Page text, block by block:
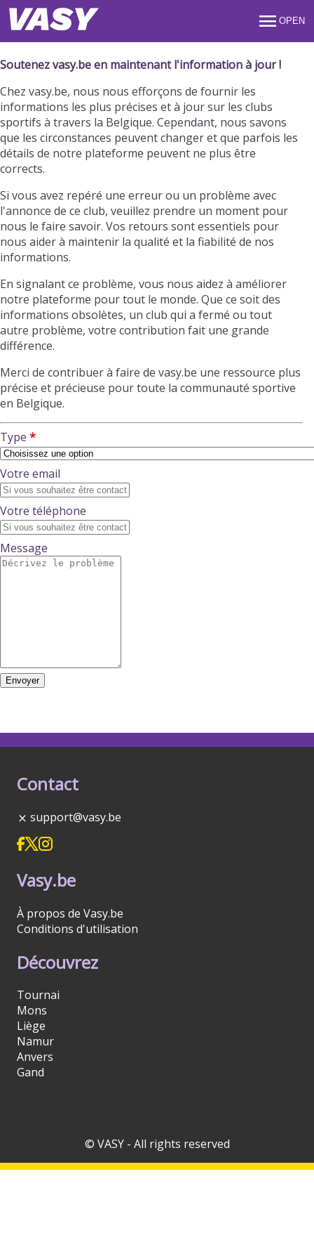
OPEN
Soutenez vasy.be en maintenant l'information à jour !
Chez vasy.be, nous nous efforçons de fournir les
informations les plus précises et à jour sur les clubs
sportifs à travers la Belgique. Cependant, nous savons
que les circonstances peuvent changer et que parfois les
détails de notre plateforme peuvent ne plus être
corrects.
Si vous avez repéré une erreur ou un problème avec
l'annonce de ce club, veuillez prendre un moment pour
nous le faire savoir. Vos retours sont essentiels pour
nous aider à maintenir la qualité et la fiabilité de nos
informations.
En signalant ce problème, vous nous aidez à améliorer
notre plateforme pour tout le monde. Que ce soit des
informations obsolètes, un club qui a fermé ou tout
autre problème, votre contribution fait une grande
différence.
Merci de contribuer à faire de vasy.be une ressource plus
précise et précieuse pour toute la communauté sportive
en Belgique.
Type
Votre email
Votre téléphone
Message
Envoyer
Contact
support@vasy.be
Vasy.be
À propos de Vasy.be
Conditions d'utilisation
Découvrez
Tournai
Mons
Liège
Namur
Anvers
Gand
© VASY - All rights reserved